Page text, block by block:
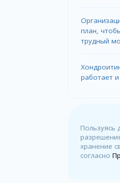
план,
трудный
работает
Пользуясь
хранение
согласно